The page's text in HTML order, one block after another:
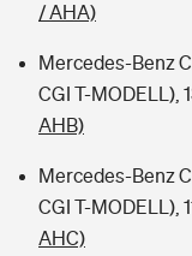
/ AHA)
Mercedes-Benz
CGI T-MODELL),
AHB)
Mercedes-Benz
CGI T-MODELL),
AHC)